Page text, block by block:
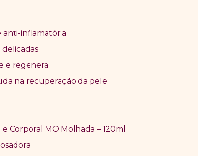
anti-inflamatória
delicadas
e regenera
na recuperação da pele
Corporal MO Molhada – 120ml